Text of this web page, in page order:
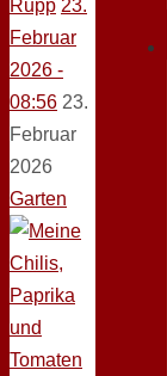
Rupp 23.
Februar
2026 -
08:56 23.
Februar
2026
Garten